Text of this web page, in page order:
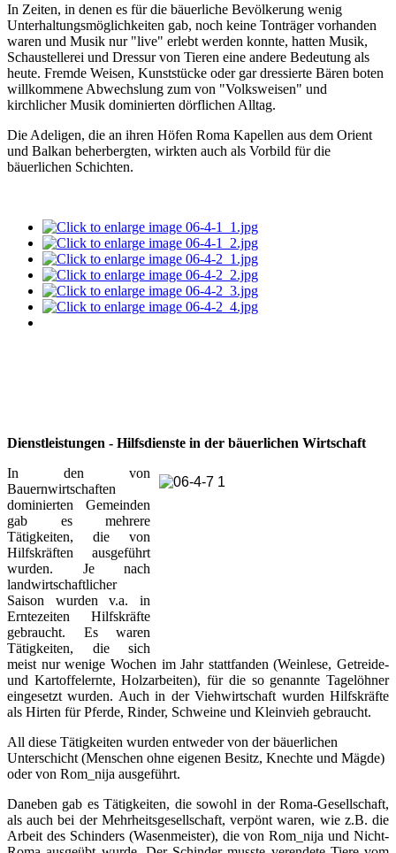
In Zeiten, in denen es für die bäuerliche Bevölkerung wenig
Unterhaltungsmöglichkeiten gab, noch keine Tonträger vorhanden
waren und Musik nur "live" erlebt werden konnte, hatten Musik,
Schaustellerei und Dressur von Tieren eine andere Bedeutung als
heute. Fremde Weisen, Kunststücke oder gar dressierte Bären boten
willkommene Abwechslung zum von "Volksweisen" und
kirchlicher Musik dominierten dörflichen Alltag.
Die Adeligen, die an ihren Höfen Roma Kapellen aus dem Orient
und Balkan beherbergten, wirkten auch als Vorbild für die
bäuerlichen Schichten.
Dienstleistungen - Hilfsdienste in der bäuerlichen Wirtschaft
In den von
Bauernwirtschaften
dominierten Gemeinden
gab es mehrere
Tätigkeiten, die von
Hilfskräften ausgeführt
wurden. Je nach
landwirtschaftlicher
Saison wurden v.a. in
Erntezeiten Hilfskräfte
gebraucht. Es waren
Tätigkeiten, die sich
meist nur wenige Wochen im Jahr stattfanden (Weinlese, Getreide-
und Kartoffelernte, Holzarbeiten), für die so genannte Tagelöhner
eingesetzt wurden. Auch in der Viehwirtschaft wurden Hilfskräfte
als Hirten für Pferde, Rinder, Schweine und Kleinvieh gebraucht.
All diese Tätigkeiten wurden entweder von der bäuerlichen
Unterschicht (Menschen ohne eigenen Besitz, Knechte und Mägde)
oder von Rom_nija ausgeführt.
Daneben gab es Tätigkeiten, die sowohl in der Roma-Gesellschaft,
als auch bei der Mehrheitsgesellschaft, verpönt waren, wie z.B. die
Arbeit des Schinders (Wasenmeister), die von Rom_nija und Nicht-